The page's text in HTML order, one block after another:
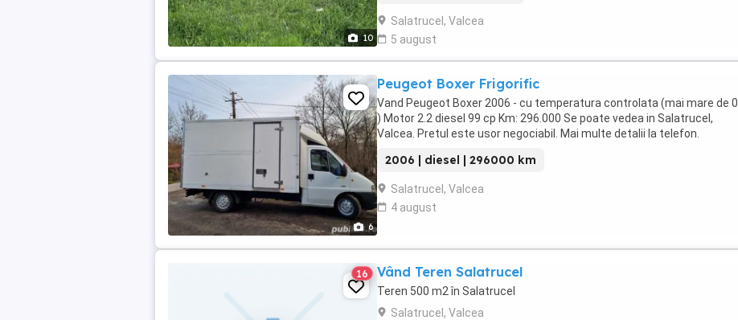
10
Salatrucel, Valcea
5 august
6
Peugeot Boxer Frigorific
Vand Peugeot Boxer 2006 - cu temperatura controlata (mai mare de 0
) Motor 2.2 diesel 99 cp Km: 296.000 Se poate vedea in Salatrucel,
Valcea. Pretul este usor negociabil. Mai multe detalii la telefon.
2006 | diesel | 296000 km
Salatrucel, Valcea
4 august
16 Vând Teren Salatrucel
Teren 500 m2 în Salatrucel
Salatrucel, Valcea